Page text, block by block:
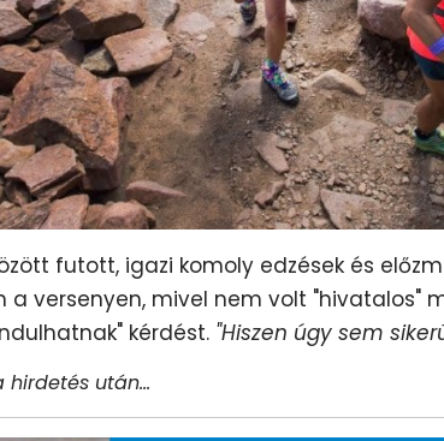
futott, igazi komoly edzések és
a versenyen, mivel nem volt "hivatalos"
kérdést. "Hiszen úgy sem
után...